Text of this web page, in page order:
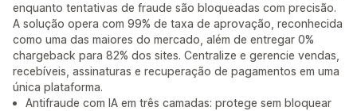
enquanto tentativas de fraude são bloqueadas com precisão.
A solução opera com 99% de taxa de aprovação, reconhecida
como uma das maiores do mercado, além de entregar 0%
chargeback para 82% dos sites. Centralize e gerencie vendas,
recebíveis, assinaturas e recuperação de pagamentos em uma
única plataforma.
Antifraude com IA em três camadas: protege sem bloquear